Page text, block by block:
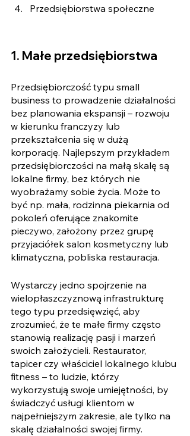
Przedsiębiorstwa społeczne
1. Małe przedsiębiorstwa
Przedsiębiorczość typu small
business to prowadzenie działalności
bez planowania ekspansji – rozwoju
w kierunku franczyzy lub
przekształcenia się w dużą
korporację. Najlepszym przykładem
przedsiębiorczości na małą skalę są
lokalne firmy, bez których nie
wyobrażamy sobie życia. Może to
być np. mała, rodzinna piekarnia od
pokoleń oferujące znakomite
pieczywo, założony przez grupę
przyjaciółek salon kosmetyczny lub
klimatyczna, pobliska restauracja.
Wystarczy jedno spojrzenie na
wielopłaszczyznową infrastrukturę
tego typu przedsięwzięć, aby
zrozumieć, że te małe firmy często
stanowią realizację pasji i marzeń
swoich założycieli. Restaurator,
tapicer czy właściciel lokalnego klubu
fitness – to ludzie, którzy
wykorzystują swoje umiejętności, by
świadczyć usługi klientom w
najpełniejszym zakresie, ale tylko na
skalę działalności swojej firmy.